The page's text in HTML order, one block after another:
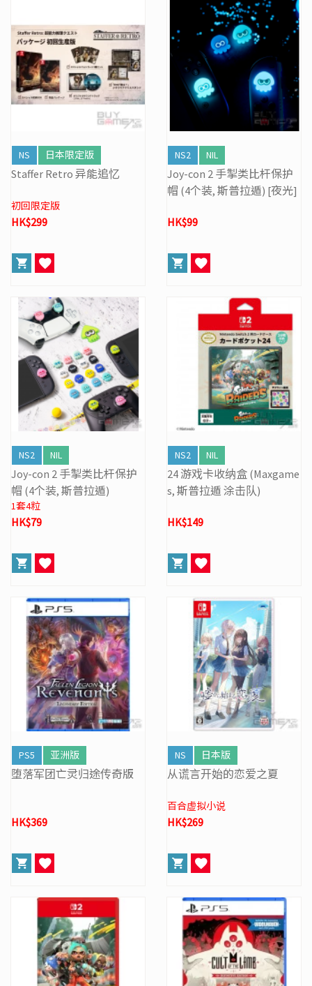
NS 日本限定版
Staffer Retro 异能追忆
初回限定版
HK$299
NS2 NIL
Joy-con 2 手掣类比杆保护
帽 (4个装, 斯普拉遁) [夜光]
HK$99
NS2 NIL
Joy-con 2 手掣类比杆保护
帽 (4个装, 斯普拉遁)
1套4粒
HK$79
NS2 NIL
24 游戏卡收纳盒 (Maxgame
s, 斯普拉遁 涂击队)
HK$149
PS5 亚洲版
堕落军团亡灵归途传奇版
HK$369
NS 日本版
从谎言开始的恋爱之夏
百合虚拟小说
HK$269